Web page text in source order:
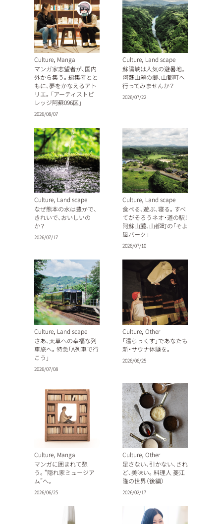
Culture, Manga
マンガ家志望者が、国内
外から集う。編集者とと
もに、夢をかなえるアト
リエ。「アーティストビ
レッジ阿蘇096区」
2026/08/07
Culture, Land scape
蘇陽峡は人気の避暑地。
阿蘇山麗の郷、山都町へ
行ってみませんか？
2026/07/22
Culture, Land scape
なぜ熊本の水は豊かで、
きれいで、おいしいの
か？
2026/07/17
Culture, Land scape
食べる、遊ぶ、寝る。すべ
てがそろうネオ・道の駅！
阿蘇山麓、山都町の「そよ
風パーク」
2026/07/10
Culture, Land scape
さあ、天草への幸福な列
車旅へ。特急「A列車で行
こう」
2026/07/08
Culture, Other
「湯らっくす」であなたも
新・サウナ体験を。
2026/06/25
Culture, Manga
マンガに囲まれて憩
う。“隠れ家ミュージア
ム”へ。
2026/06/25
Culture, Other
足さない、引かない、され
ど、美味い。料理人 菱江
隆の世界（後編）
2026/02/17